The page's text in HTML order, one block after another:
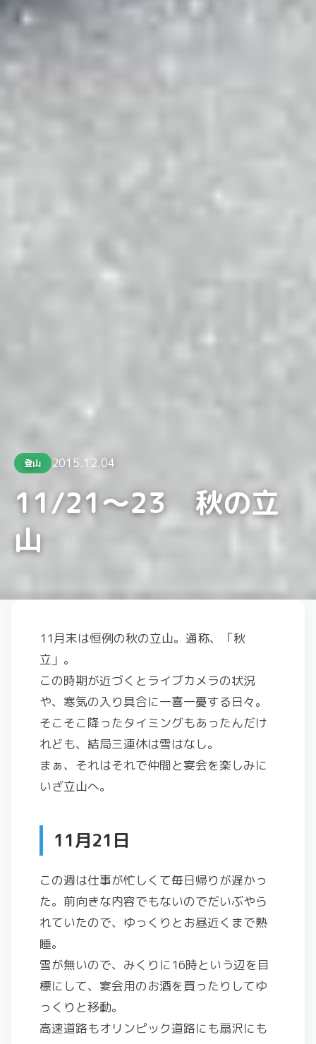
登山 2015.12.04
11/21～23 秋の立
山
11月末は恒例の秋の立山。通称、「秋
立」。
この時期が近づくとライブカメラの状況
や、寒気の入り具合に一喜一憂する日々。
そこそこ降ったタイミングもあったんだけ
れども、結局三連休は雪はなし。
まぁ、それはそれで仲間と宴会を楽しみに
いざ立山へ。
11月21日
この週は仕事が忙しくて毎日帰りが遅かっ
た。前向きな内容でもないのでだいぶやら
れていたので、ゆっくりとお昼近くまで熟
睡。
雪が無いので、みくりに16時という辺を目
標にして、宴会用のお酒を買ったりしてゆ
っくりと移動。
高速道路もオリンピック道路にも扇沢にも